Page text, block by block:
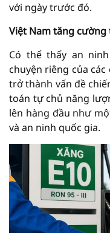
với ngày trước đó.
Việt Nam tăng
Có thể thấy an
chuyện riêng của
trở thành vấn đề
toán tự chủ năng
lên hàng đầu như
và an ninh quốc gia.